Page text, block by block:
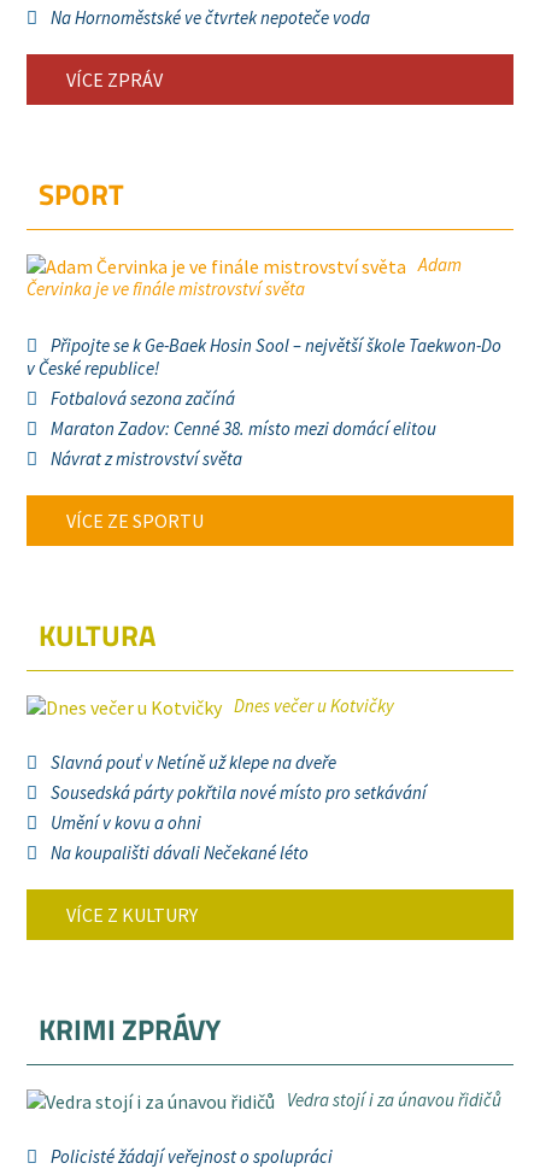
Na Hornoměstské ve čtvrtek nepoteče voda
VÍCE ZPRÁV
SPORT
Adam
Červinka je ve finále mistrovství světa
Připojte se k Ge-Baek Hosin Sool – největší škole Taekwon-Do
v České republice!
Fotbalová sezona začíná
Maraton Zadov: Cenné 38. místo mezi domácí elitou
Návrat z mistrovství světa
VÍCE ZE SPORTU
KULTURA
Dnes večer u Kotvičky
Slavná pouť v Netíně už klepe na dveře
Sousedská párty pokřtila nové místo pro setkávání
Umění v kovu a ohni
Na koupališti dávali Nečekané léto
VÍCE Z KULTURY
KRIMI ZPRÁVY
Vedra stojí i za únavou řidičů
Policisté žádají veřejnost o spolupráci